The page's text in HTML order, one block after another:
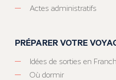
Actes administratifs
PRÉPARER VOTRE
Idées de sorties en
Où dormir